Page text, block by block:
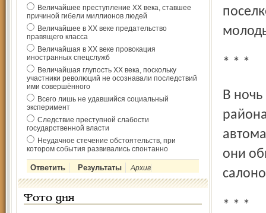
Величайшее преступление ХХ века, ставшее
причиной гибели миллионов людей
Величайшее в ХХ веке предательство
правящего класса
Величайшая в ХХ веке провокация
иностранных спецслужб
Величайшая глупость ХХ века, поскольку
участники революций не осознавали последствий
ими совершённого
Всего лишь не удавшийся социальный
эксперимент
Следствие преступной слабости
государственной власти
Неудачное стечение обстоятельств, при
котором события развивались спонтанно
Архив
Фото дня
* * *
В ночь на 24 августа в поселке Дубки Ярославского
они
* * *